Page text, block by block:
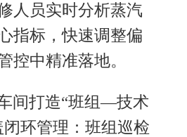
人员实时分析蒸汽
指标，快速调整偏
控中精准落地。
间打造“班组—技术
环管理：班组巡检